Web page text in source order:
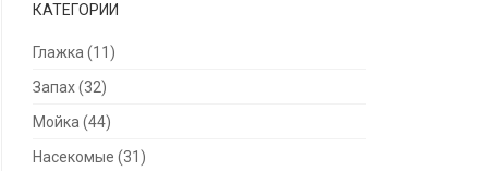
КАТЕГОРИИ
Глажка (11)
Запах(32)
Мойка (44)
Насекомые (31)